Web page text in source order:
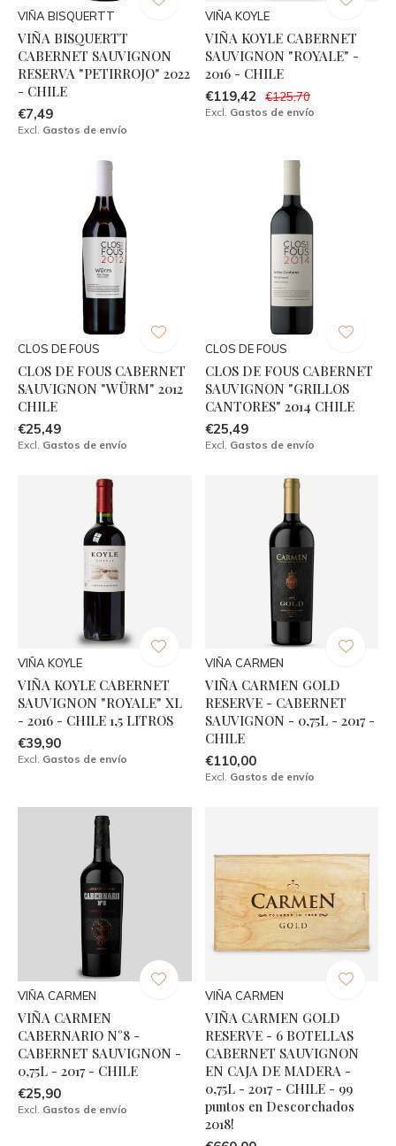
VIÑA BISQUERTT
VIÑA BISQUERTT
CABERNET SAUVIGNON
RESERVA "PETIRROJO" 2022
- CHILE
€7,49
Excl. Gastos de envío
VIÑA KOYLE
VIÑA KOYLE CABERNET
SAUVIGNON "ROYALE" -
2016 - CHILE
€119,42 €125,70
Excl. Gastos de envío
CLOS DE FOUS
CLOS DE FOUS CABERNET
SAUVIGNON "WÜRM" 2012
CHILE
€25,49
Excl. Gastos de envío
CLOS DE FOUS
CLOS DE FOUS CABERNET
SAUVIGNON "GRILLOS
CANTORES" 2014 CHILE
€25,49
Excl. Gastos de envío
VIÑA KOYLE
VIÑA KOYLE CABERNET
SAUVIGNON "ROYALE" XL
- 2016 - CHILE 1,5 LITROS
€39,90
Excl. Gastos de envío
VIÑA CARMEN
VIÑA CARMEN GOLD
RESERVE - CABERNET
SAUVIGNON - 0,75L - 2017 -
CHILE
€110,00
Excl. Gastos de envío
VIÑA CARMEN
VIÑA CARMEN
CABERNARIO N°8 -
CABERNET SAUVIGNON -
0,75L - 2017 - CHILE
€25,90
Excl. Gastos de envío
VIÑA CARMEN
VIÑA CARMEN GOLD
RESERVE - 6 BOTELLAS
CABERNET SAUVIGNON
EN CAJA DE MADERA -
0,75L - 2017 - CHILE - 99
puntos en Descorchados
2018!